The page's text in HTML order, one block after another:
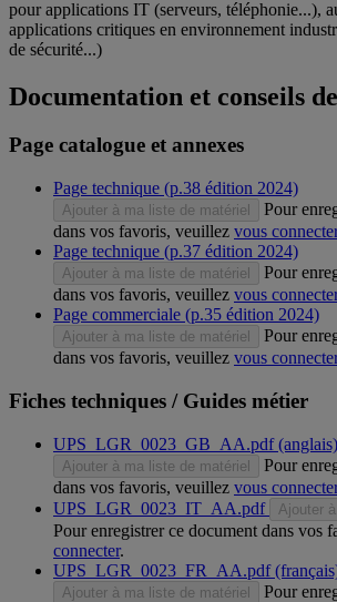
pour applications IT (serveurs, téléphonie...),
applications critiques en environnement
de sécurité...)
Documentation et conseils
Page catalogue et annexes
Page technique (p.38 édition 2024)
Ajouter à ma liste de matériel
Pour
dans vos favoris, veuillez vous connecter
Page technique (p.37 édition 2024)
Ajouter à ma liste de matériel
Pour
dans vos favoris, veuillez vous connecter
Page commerciale (p.35 édition 2024)
Ajouter à ma liste de matériel
Pour
dans vos favoris, veuillez vous connecter
Fiches techniques / Guides métier
UPS_LGR_0023_GB_AA.pdf (anglais)
Ajouter à ma liste de matériel
Pour
dans vos favoris, veuillez vous connecter
UPS_LGR_0023_IT_AA.pdf
Ajouter
Pour enregistrer ce document dans vos
connecter.
UPS_LGR_0023_FR_AA.pdf
Ajouter à ma liste de matériel
Pour